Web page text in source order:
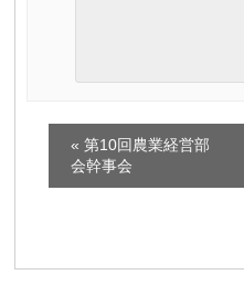
ベ
ン
ビ
« 第10回農業経営部
会幹事会